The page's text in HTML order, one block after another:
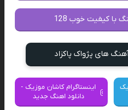
با کیفیت خوب 128
های پژواک پاکزاد
اینستاگرام کاشان موزیک -
دانلود اهنگ جدید